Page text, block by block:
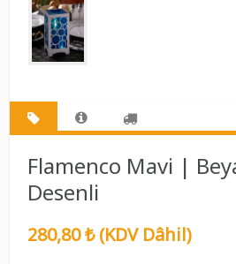
Flamenco Mavi |
Desenli
280,80 ₺ (KDV Dâhil)